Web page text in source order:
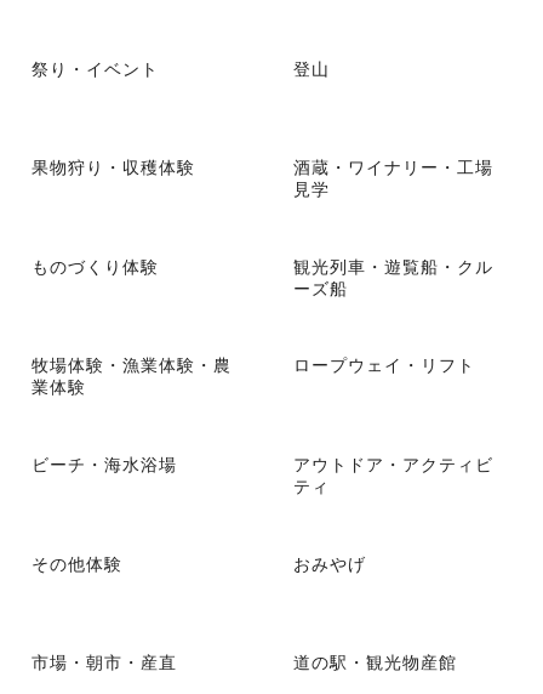
祭り・イベント 登山
果物狩り・収穫体験
酒蔵・ワイナリー・工場
見学
ものづくり体験
観光列車・遊覧船・クル
ーズ船
牧場体験・漁業体験・農
業体験
ロープウェイ・リフト
ビーチ・海水浴場
アウトドア・アクティビ
ティ
その他体験 おみやげ
市場・朝市・産直 道の駅・観光物産館